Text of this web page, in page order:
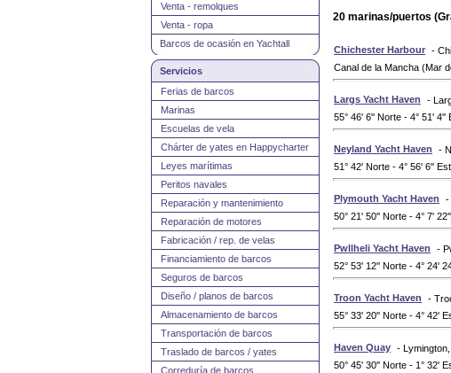
Venta - remolques
Venta - ropa
Barcos de ocasión en Yachtall
Servicios
Ferias de barcos
Marinas
Escuelas de vela
Chárter de yates en Happycharter
Leyes marítimas
Peritos navales
Reparación y mantenimiento
Reparación de motores
Fabricación / rep. de velas
Financiamiento de barcos
Seguros de barcos
Diseño / planos de barcos
Almacenamiento de barcos
Transportación de barcos
Traslado de barcos / yates
Correduría de barcos
20 marinas/puertos
Chichester Harbour -
Canal de la Mancha (Mar
Largs Yacht Haven
-
55° 46' 6'' Norte - 4° 51'
Neyland Yacht Haven
-
51° 42' Norte - 4° 56' 6''
Plymouth Yacht Haven
-
50° 21' 50'' Norte - 4° 7'
Pwllheli Yacht Haven
-
52° 53' 12'' Norte - 4° 24'
Troon Yacht Haven
-
55° 33' 20'' Norte - 4° 42'
Haven Quay -
50° 45' 30'' Norte - 1° 32'